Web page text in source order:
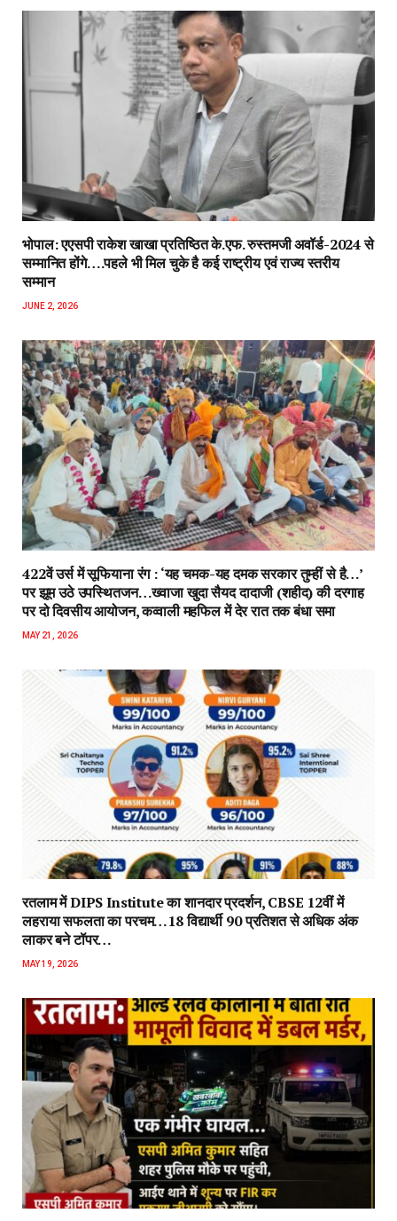
भोपाल: एएसपी राकेश‌ खाखा प्रतिष्ठित के.एफ. रुस्तमजी अवॉर्ड-2024 से
सम्मानित होंगे….पहले भी मिल चुके है कई राष्ट्रीय एवं राज्य स्तरीय
सम्मान
JUNE 2, 2026
422वें उर्स में सूफियाना रंग : ‘यह चमक-यह दमक सरकार तुम्हीं से है…’
पर झूम उठे उपस्थितजन…ख्वाजा खुदा सैयद दादाजी (शहीद) की दरगाह
पर दो दिवसीय आयोजन, कव्वाली महफिल में देर रात तक बंधा समा
MAY 21, 2026
रतलाम में DIPS Institute का शानदार प्रदर्शन, CBSE 12वीं में
लहराया सफलता का परचम…18 विद्यार्थी 90 प्रतिशत से अधिक अंक
लाकर बने टॉपर…
MAY 19, 2026